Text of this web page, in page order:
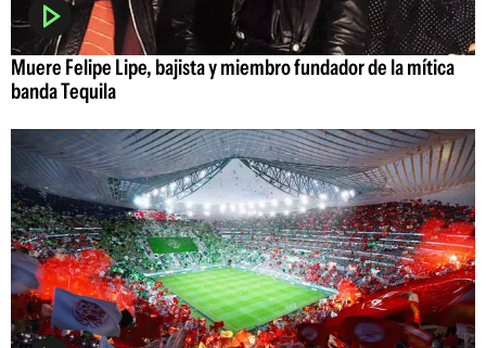
Muere Felipe Lipe, bajista y miembro fundador de la mítica
banda Tequila